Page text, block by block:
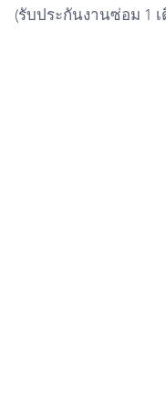
(รับประกันงานซ่อม 1